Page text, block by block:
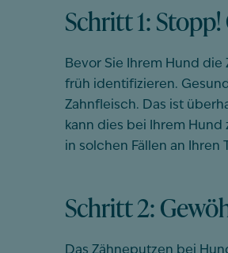
Schritt 1:
Bevor Sie Ihrem Hund die
früh identifizieren.
Zahnfleisch. Das ist
kann dies bei Ihrem Hund
in solchen Fällen an Ihren
Schritt 2: